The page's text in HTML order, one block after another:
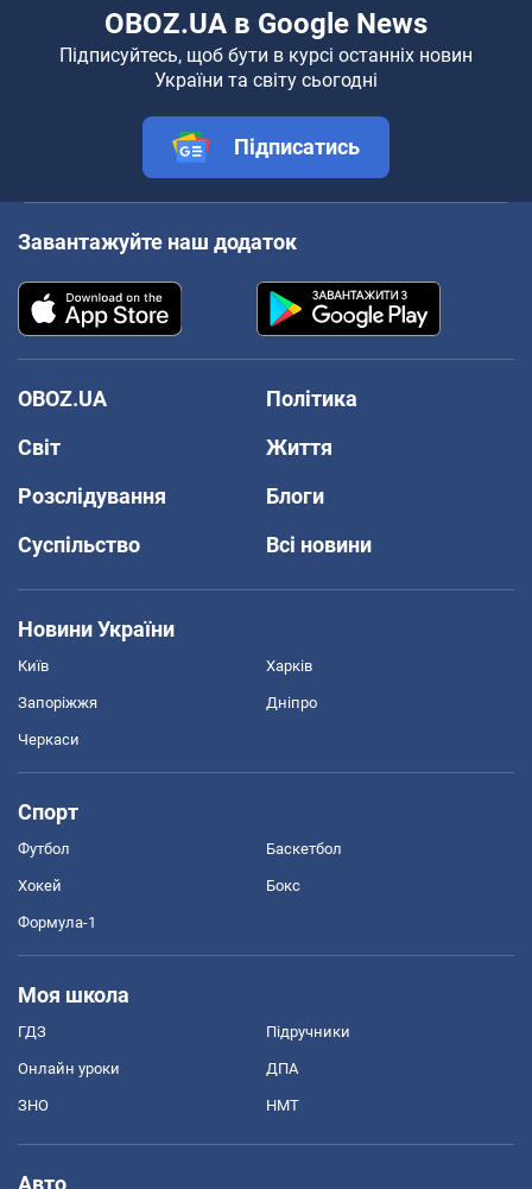
OBOZ.UA в Google News
Підписуйтесь, щоб бути в курсі останніх новин
України та світу сьогодні
Підписатись
Завантажуйте наш додаток
OBOZ.UA
Політика
Світ
Життя
Розслідування
Блоги
Суспільство
Всі новини
Новини України
Київ Харків
Запоріжжя Дніпро
Черкаси
Спорт
Футбол Баскетбол
Хокей Бокс
Формула-1
Моя школа
ГДЗ Підручники
Онлайн уроки ДПА
ЗНО НМТ
Авто